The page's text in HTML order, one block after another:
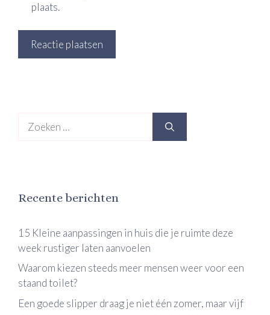
plaats.
naar:
Recente berichten
15 Kleine aanpassingen in huis die je ruimte deze
week rustiger laten aanvoelen
Waarom kiezen steeds meer mensen weer voor een
staand toilet?
Een goede slipper draag je niet één zomer, maar vijf